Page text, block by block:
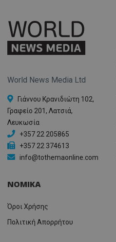
World News Media Ltd
Γιάννου Κρανιδιώτη 102,
Γραφείο 201, Λατσιά,
Λευκωσία
+357 22 205865
+357 22 374613
info@tothemaonline.com
ΝΟΜΙΚΑ
Όροι Χρήσης
Πολιτική Απορρήτου